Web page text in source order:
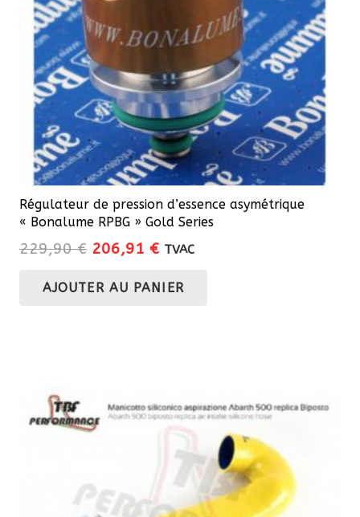
Régulateur de pression d’essence asymétrique
« Bonalume RPBG » Gold Series
229,90€ Le
initial
206,91 €Le
actuel
TVAC
AJOUTER AU PANIER